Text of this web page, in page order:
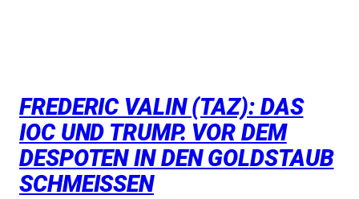
FREDERIC VALIN (TAZ): DAS
IOC UND TRUMP. VOR DEM
DESPOTEN IN DEN GOLDSTAUB
SCHMEISSEN